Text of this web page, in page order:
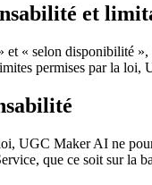
et
et « selon disponibilité
permises par la
UGC Maker AI ne
que ce soit sur la